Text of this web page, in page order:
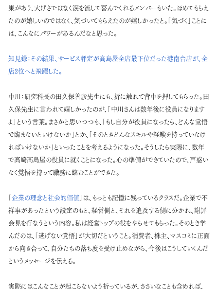
果があり、大げさではなく涙を流して喜んでくれるメンバーもいた。ほめてもらえ
たのが嬉しいのではなく、気づいてもらえたのが嬉しかったと。「気づく」ことに
は、こんなにパワーがあるんだなと思った。
知見録：その結果、サービス評定が高島屋全店最下位だった港南台店が、全
店2位へと飛躍した。
中川：研究科長の田久保善彦先生にも、折に触れて背中を押してもらった。田
久保先生に言われて嬉しかったのが、「中川さんは数年後に役員になります
よ」という言葉。まさかと思いつつも、「もし自分が役員になったら、どんな覚悟
で臨まないといけないか」とか、「そのときどんなスキルや経験を持っていなけ
ればいけないか」といったことを考えるようになった。そうしたら実際に、数年
で高崎髙島屋の役員に就くことになった。心の準備ができていたので、戸惑い
なく覚悟を持って職務に臨むことができた。
「企業の理念と社会的価値」は、もっとも記憶に残っているクラスだ。企業で不
祥事があったという設定のもと、経営側と、それを追及する側に分かれ、謝罪
会見を行なうという内容。私は経営トップの役をやらせてもらった。そのとき学
んだのは、「逃げない覚悟」が大切だということ。消費者、株主、マスコミに正面
から向き合って、自分たちの落ち度を受け止めながら、今後はこうしていくんだ
というメッセージを伝える。
実際にはこんなことが起こらないよう祈っているが、ささいなことも含めれば、